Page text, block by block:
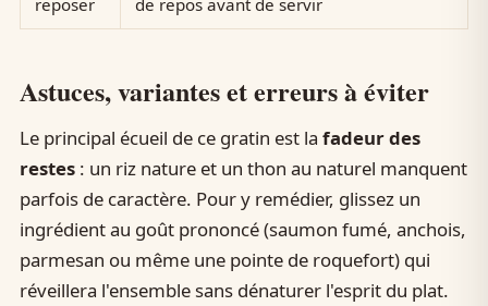
reposer
de repos avant de servir
Astuces, variantes et erreurs à éviter
Le principal écueil de ce gratin est la fadeur des
restes: un riz nature et un thon au naturel manquent
parfois de caractère. Pour y remédier, glissez un
ingrédient au goût prononcé (saumon fumé, anchois,
parmesan ou même une pointe de roquefort) qui
réveillera l'ensemble sans dénaturer l'esprit du plat.